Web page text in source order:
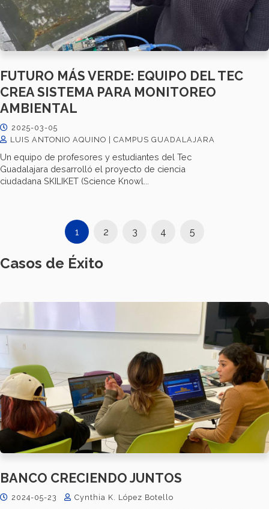
FUTURO MÁS VERDE: EQUIPO DEL TEC
CREA SISTEMA PARA MONITOREO
AMBIENTAL
2025-03-05
LUIS ANTONIO AQUINO | CAMPUS GUADALAJARA
Un equipo de profesores y estudiantes del Tec
Guadalajara desarrolló el proyecto de ciencia
ciudadana SKILIKET (Science Knowl...
1 2 3 4 5
Casos de Éxito
BANCO CRECIENDO JUNTOS
2024-05-23 Cynthia K. López Botello